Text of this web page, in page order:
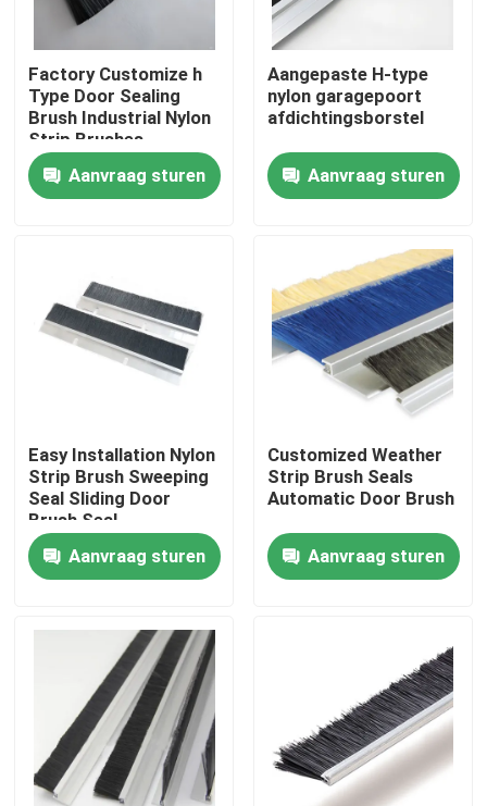
Thuis
Over ons
Kwaliteitscontrole
Contacteer ons
Industriële borstelstrook
industriële cilindrische borstel
industriële rolborstel
Factory Customize h
Type Door Sealing
Brush Industrial Nylon
Strip Brushes
Aanvraag sturen
Aangepaste H-type
nylon garagepoort
afdichtingsborstel
Aanvraag sturen
Easy Installation Nylon
Strip Brush Sweeping
Seal Sliding Door
Brush Seal
Aanvraag sturen
Customized Weather
Strip Brush Seals
Automatic Door Brush
Aanvraag sturen